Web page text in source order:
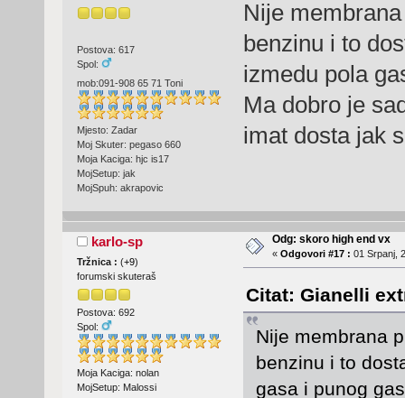
Postova: 617
Spol:
mob:091-908 65 71 Toni
Mjesto: Zadar
Moj Skuter: pegaso 660
Moja Kaciga: hjc is17
MojSetup: jak
MojSpuh: akrapovic
Nije
benzinu i to
izmedu pola
Ma dobro je
imat dosta jak
karlo-sp
Tržnica : (+9)
forumski skuteraš
Postova: 692
Spol:
Moja Kaciga: nolan
MojSetup: Malossi
Odg: skoro high end vx
« Odgovori #17 : 01 Srpanj,
Citat: Gianelli
Nije membrana
benzinu i to
gasa i punog